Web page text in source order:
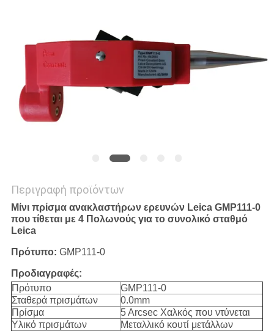
Περιγραφή προϊόντων
Μίνι πρίσμα ανακλαστήρων ερευνών Leica GMP111-0
που τίθεται με 4 Πολωνούς για το συνολικό σταθμό
Leica
Πρότυπο: GMP111-0
Προδιαγραφές:
Πρότυπο
GMP111-0
Σταθερά πρισμάτων
0.0mm
Πρίσμα
5 Arcsec Χαλκός που ντύνεται
Υλικό πρισμάτων
Μεταλλικό κουτί μετάλλων